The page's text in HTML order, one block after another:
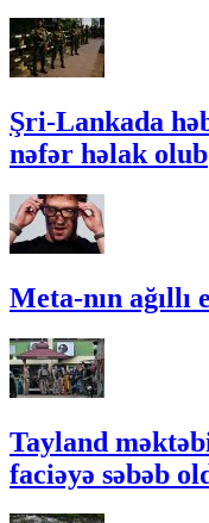
Şri-Lankada
nəfər həlak olub
Meta-nın
Tayland
faciəyə səbəb